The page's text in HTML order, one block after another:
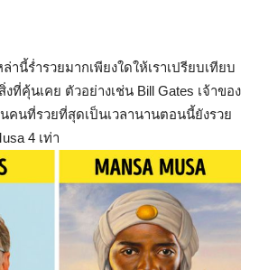
านี้ร่ำรวยมากเพียงใดให้เราเปรียบเทียบ
คุ้นเคย ตัวอย่างเช่น Bill Gates เจ้าของ
คนที่รวยที่สุดเป็นเวลานานตอนนี้ยังรวย
4 เท่า